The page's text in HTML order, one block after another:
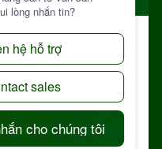
BẢN
市神明町6丁目308番地 ファミ